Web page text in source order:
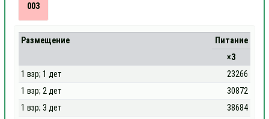
003
Размещение
Питание
×3
1 взр; 1 дет
23266
1 взр; 2 дет
30872
1 взр; 3 дет
38684